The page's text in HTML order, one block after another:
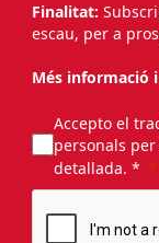
Finalitat:
escau, per a
Més informació
Accepto el
personals
detallada. *